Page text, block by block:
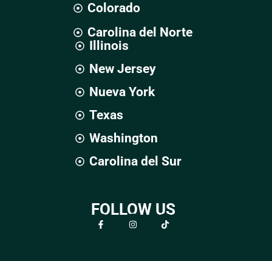
Colorado
Carolina del Norte
Illinois
New Jersey
Nueva York
Texas
Washington
Carolina del Sur
FOLLOW US
F
a
I
n
T
i